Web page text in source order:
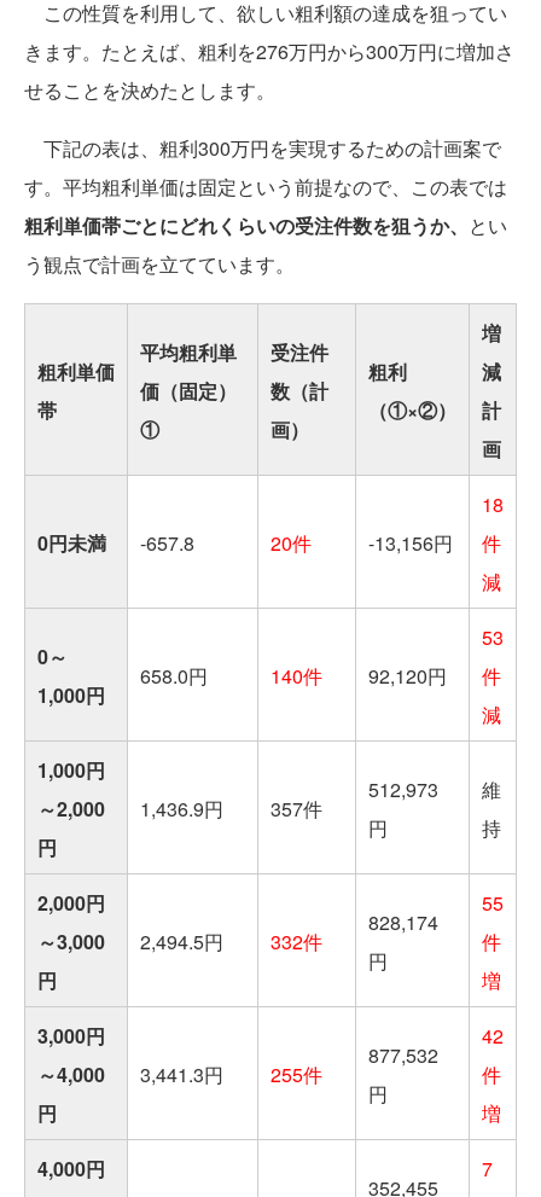
この性質を利用して、欲しい粗利額の達成を狙ってい
きます。たとえば、粗利を276万円から300万円に増加さ
せることを決めたとします。
下記の表は、粗利300万円を実現するための計画案で
す。平均粗利単価は固定という前提なので、この表では
粗利単価帯ごとにどれくらいの受注件数を狙うか、 とい
う観点で計画を立てています。
粗利単価
帯
平均粗利単
価（固定）
①
受注件
数（計
画）
粗利
（①×②）
増
減
計
画
0円未満 -657.8 20件 -13,156円
18
件
減
0～
1,000円
658.0円 140件 92,120円
53
件
減
1,000円
～2,000
円
1,436.9円 357件
512,973
円
維
持
2,000円
～3,000
円
2,494.5円 332件
828,174
円
55
件
増
3,000円
～4,000
円
3,441.3円 255件
877,532
円
42
件
増
4,000円
352,455
7